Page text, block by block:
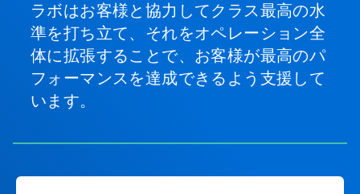
ラボはお客様と協力してクラス最高の水
準を打ち立て、それをオペレーション全
体に拡張することで、お客様が最高のパ
フォーマンスを達成できるよう支援して
います。